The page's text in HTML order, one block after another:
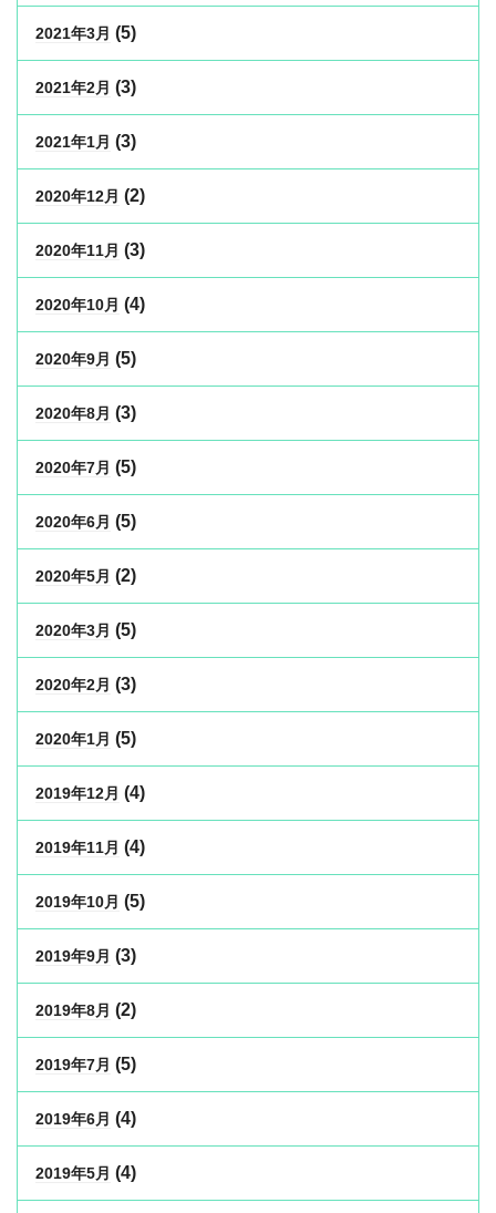
2021年3月 (5)
2021年2月 (3)
2021年1月 (3)
2020年12月 (2)
2020年11月 (3)
2020年10月 (4)
2020年9月 (5)
2020年8月 (3)
2020年7月 (5)
2020年6月 (5)
2020年5月 (2)
2020年3月 (5)
2020年2月 (3)
2020年1月 (5)
2019年12月 (4)
2019年11月 (4)
2019年10月 (5)
2019年9月 (3)
2019年8月 (2)
2019年7月 (5)
2019年6月 (4)
2019年5月 (4)